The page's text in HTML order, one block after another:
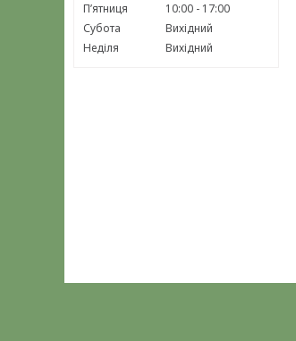
Пʼятниця
10:00
17:00
Субота
Вихідний
Неділя
Вихідний